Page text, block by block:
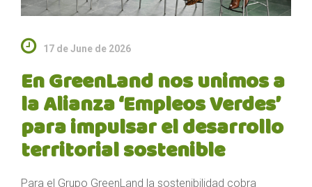
17 de June de 2026
En GreenLand nos unimos a
la Alianza ‘Empleos Verdes’
para impulsar el desarrollo
territorial sostenible
Para el Grupo GreenLand la sostenibilidad cobra